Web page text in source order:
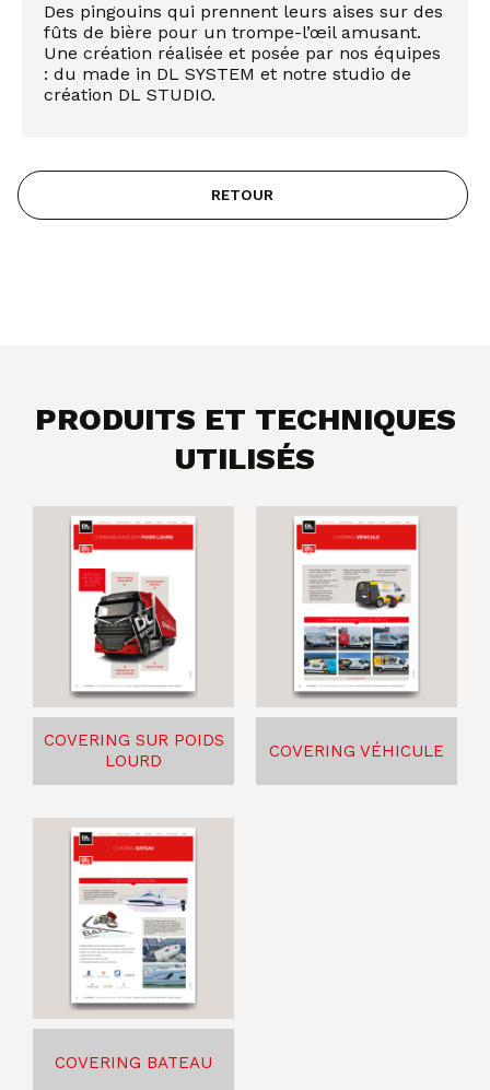
Des pingouins qui prennent leurs aises sur des
fûts de bière pour un trompe-l’œil amusant.
Une création réalisée et posée par nos équipes
: du made in DL SYSTEM et notre studio de
création DL STUDIO.
RETOUR
PRODUITS ET TECHNIQUES
UTILISÉS
COVERING SUR POIDS
LOURD
COVERING VÉHICULE
COVERING BATEAU